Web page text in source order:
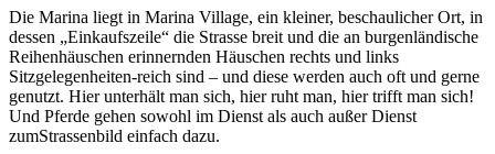
Die Marina liegt in Marina Village, ein kleiner, beschaulicher Ort, in
dessen „Einkaufszeile“ die Strasse breit und die an burgenländische
Reihenhäuschen erinnernden Häuschen rechts und links
Sitzgelegenheiten-reich sind – und diese werden auch oft und gerne
genutzt. Hier unterhält man sich, hier ruht man, hier trifft man sich!
Und Pferde gehen sowohl im Dienst als auch außer Dienst
zumStrassenbild einfach dazu.